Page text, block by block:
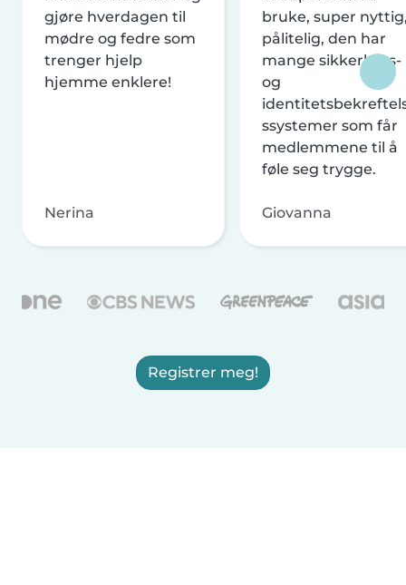
gjøre hverdagen til
mødre og fedre som
trenger hjelp
hjemme enklere!
Nerina
bruke, super
pålitelig, den har
mange sikkerhets-
og
ssystemer som får
medlemmene til å
føle seg trygge.
Giovanna
Registrer meg!